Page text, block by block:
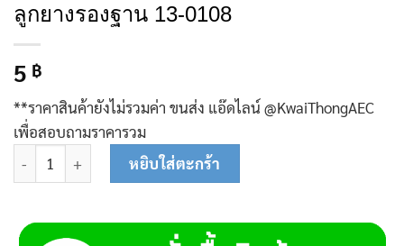
ลูกยางรองฐาน 13-0108
5 ฿
**ราคาสินค้ายังไม่รวมค่า ขนส่ง แอ๊ดไลน์ @KwaiThongAEC
เพื่อสอบถามราคารวม
จำนวน ลูกยางรองฐาน 13-0108 ชิ้น
หยิบใส่ตะกร้า